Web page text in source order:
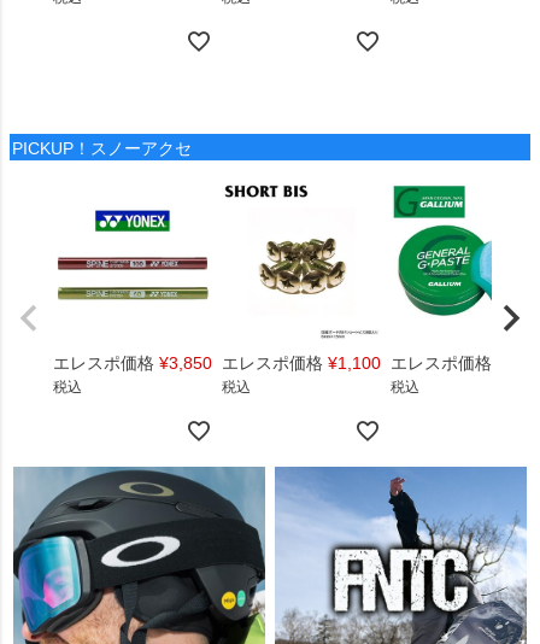
PICKUP！スノーアクセ
エレスポ価格 ¥3,850
税込
エレスポ価格 ¥1,100
税込
エレスポ価格
税込